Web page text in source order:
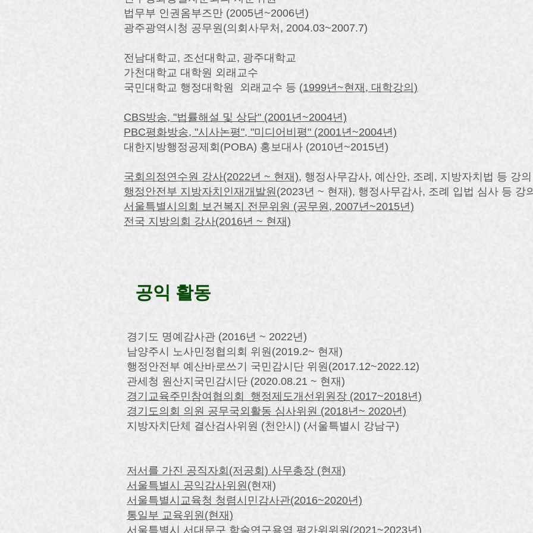
​법무부 인권옴부즈만 (2005년~2006년)
광주광역시청 공무원(의회사무처, 2004.03~2007.7)
​전남대학교, 조선대학교, 광주대학교
가천대학교 대학원 외래교수
국민대학교 행정대학원 외래교수 등 (1999년~현재, 대학강의)
CBS방송, "법률해설 및 상담" (2001년~2004년)
PBC평화방송, "시사논평", "미디어비평" (2001년~2004년)
대한지방행정공제회(POBA) 홍보대사 (2010년~2015년)
국회의정연수원 강사(2022년 ~ 현재), 행정사무감사, 예산안, 조례, 지방자치법 등 강의
행정안전부 지방자치인재개발원 (2023년 ~ 현재), 행정사무감사, 조례 입법 심사 등 강
서울특별시의회 보건복지 전문위원 (공무원, 2007년~2015년)
전국 지방의회 강사(2016년 ~ 현재)
공익 활동
​경기도 명예감사관 (2016년 ~ 2022년)​
​​남양주시 노사민정협의회 위원(2019.2~ 현재)
행정안전부 예산바로쓰기 국민감시단 위원(2017.12~2022.12)
관세청 원산지국민감시단 (2020.08.21 ~ 현재)
경기교육주민참여협의회 행정제도개선위원장 (2017~2018년)
경기도의회 의원 공무국외활동 심사위원 (2018년~ 2020년)
​지방자치단체 결산검사위원 (천안시) (서울특별시 강남구)
저서를 가진 공직자회(저공회) 사무총장 (현재)
서울특별시 공익감사위원 ​(현재)
서울특별시교육청 청렴시민감사관(2016~2020년)
통일부 교육위원(현재)
서울특별시 서대문구 학술연구용역 평가위위원(2021~2023년)